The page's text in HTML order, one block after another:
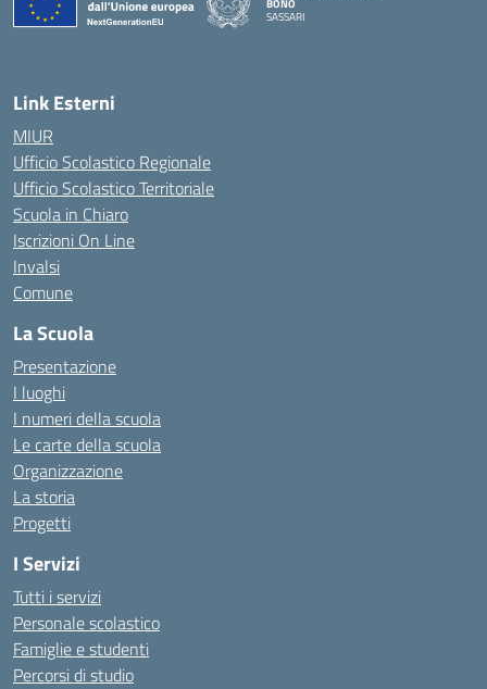
BONO
SASSARI
Link Esterni
MIUR
Ufficio Scolastico Regionale
Ufficio Scolastico Territoriale
Scuola in Chiaro
Iscrizioni On Line
Invalsi
Comune
La Scuola
Presentazione
I luoghi
I numeri della scuola
Le carte della scuola
Organizzazione
La storia
Progetti
I Servizi
Tutti i servizi
Personale scolastico
Famiglie e studenti
Percorsi di studio